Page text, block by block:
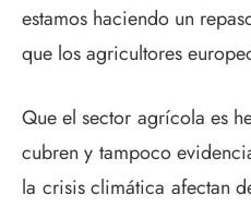
estamos haciendo un
que los agricultores
Que el sector agrícola es
cubren y tampoco
la crisis climática afectan